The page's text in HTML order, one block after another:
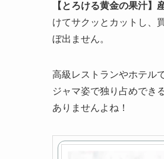
【とろける黄金の果汁】
けてサクッとカットし、
ぼ出ません。
高級レストランやホテル
ジャマ姿で独り占めでき
ありませんよね！